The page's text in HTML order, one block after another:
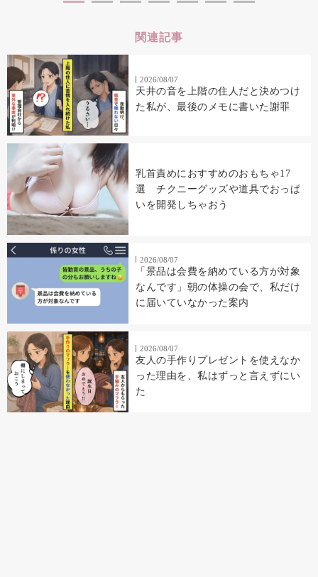
関連記事
2026/08/07
天井の音を上階の住人だと決めつけ
た私が、最後のメモに書いた謝罪
乳首責めにおすすめのおもちゃ17
選 チクニーグッズや道具でおっぱ
いを開発しちゃおう
2026/08/07
「景品は会費を納めている方が対象
なんです」朝の体操の会で、私だけ
に届いていなかった案内
2026/08/07
友人の手作りプレゼントを使えなか
った理由を、私はずっと言えずにい
た